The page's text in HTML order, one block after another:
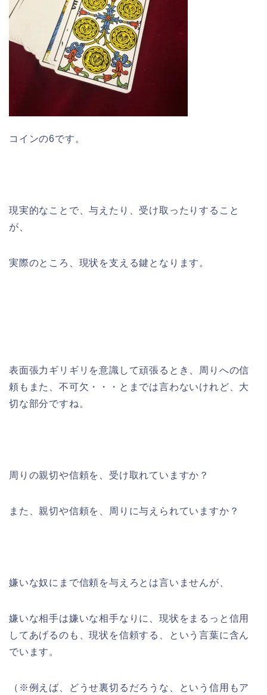
コインの6です。
現実的なことで、与えたり、受け取ったりすること
が、
実際のところ、現状を支える鍵となります。
表面張力ギリギリを意識して頑張るとき、周りへの信
頼もまた、不可欠・・・とまでは言わないけれど、大
切な部分ですね。
周りの親切や信頼を、受け取れていますか？
また、親切や信頼を、周りに与えられていますか？
嫌いな奴にまで信頼を与えろとは言いませんが、
嫌いな相手は嫌いな相手なりに、現状をまるっと信用
してあげるのも、現状を信頼する、という言葉に含ん
でいます。
（※例えば、どうせ裏切るだろうな、という信用もア